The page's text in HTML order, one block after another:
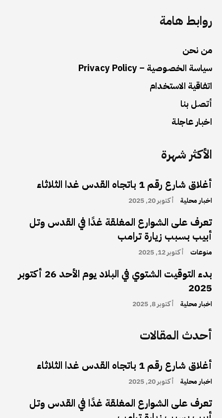
روابط هامة
من نحن
سياسة الخصوصية – Privacy Policy
اتفاقية الاستخدام
أتصل بنا
اخبار عاجلة
الأكثر شهرة
أغلاق شارع رقم 1 باتجاه القدس غدا الثلاثاء
اخبار محلية أكتوبر 20, 2025
تعرف على الشوارع المغلقة غدًا في القدس وتل
أبيب بسبب زيارة ترامب
منوعات أكتوبر 12, 2025
بدء التوقيت الشتوي في البلاد يوم الأحد 26 أكتوبر
2025
اخبار محلية أكتوبر 8, 2025
أحدث المقالات
أغلاق شارع رقم 1 باتجاه القدس غدا الثلاثاء
اخبار محلية أكتوبر 20, 2025
تعرف على الشوارع المغلقة غدًا في القدس وتل